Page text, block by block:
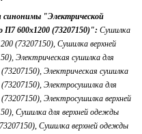
синонимы "Электрической
П7 600x1200 (73207150)": Сушилка
(73207150), Сушилка верхней
Электрическая сушилка для
Электрическая сушилка
Электросушилка для
Электросушилка верхней
Сушилка для верхней одежды
Сушилка верхней одежды